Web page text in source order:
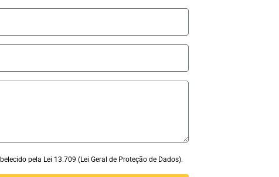
pela Lei 13.709 (Lei Geral de Proteção de Dados).